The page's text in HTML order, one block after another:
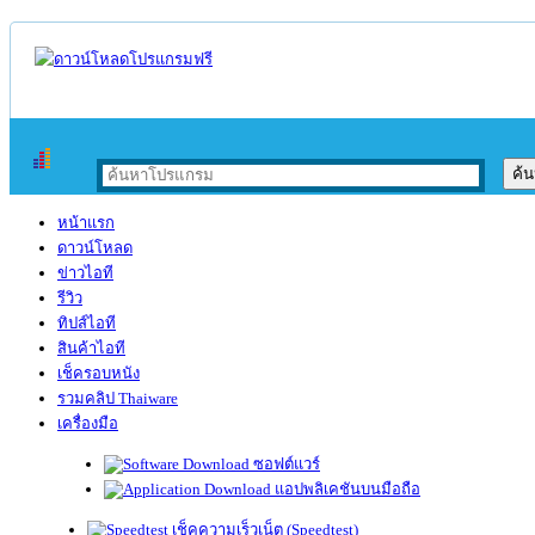
หน้าแรก
ดาวน์โหลด
ข่าวไอที
รีวิว
ทิปส์ไอที
สินค้าไอที
เช็ครอบหนัง
รวมคลิป Thaiware
เครื่องมือ
ซอฟต์แวร์
แอปพลิเคชันบนมือถือ
เช็คความเร็วเน็ต (Speedtest)